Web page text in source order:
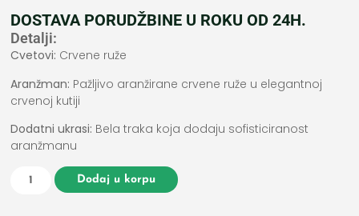
DOSTAVA PORUDŽBINE U ROKU OD 24H.
Detalji:
Cvetovi: Crvene ruže
Aranžman: Pažljivo aranžirane crvene ruže u elegantnoj
crvenoj kutiji
Dodatni ukrasi: Bela traka koja dodaju sofisticiranost
aranžmanu
Dodaj u korpu